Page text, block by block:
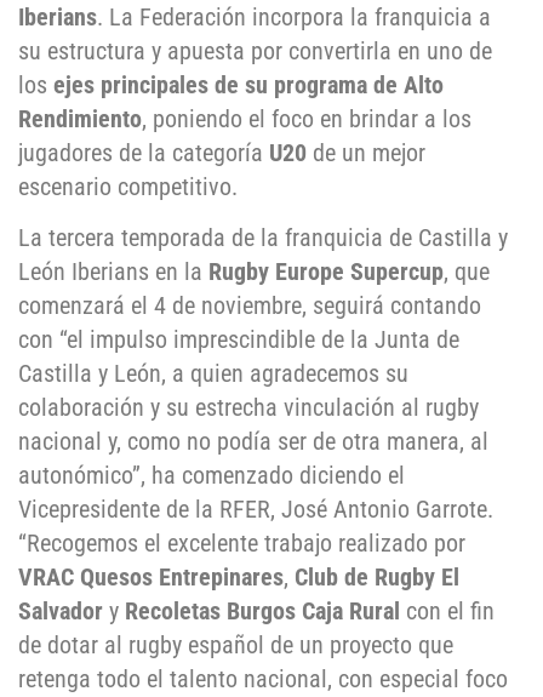
Iberians. La Federación incorpora la franquicia a
su estructura y apuesta por convertirla en uno de
los ejes principales de su programa de Alto
Rendimiento, poniendo el foco en brindar a los
jugadores de la categoría U20 de un mejor
escenario competitivo.
La tercera temporada de la franquicia de Castilla y
León Iberians en la Rugby Europe Supercup, que
comenzará el 4 de noviembre, seguirá contando
con “el impulso imprescindible de la Junta de
Castilla y León, a quien agradecemos su
colaboración y su estrecha vinculación al rugby
nacional y, como no podía ser de otra manera, al
autonómico”, ha comenzado diciendo el
Vicepresidente de la RFER, José Antonio Garrote.
“Recogemos el excelente trabajo realizado por
VRAC Quesos Entrepinares, Club de Rugby El
Salvador y Recoletas Burgos Caja Rural con el fin
de dotar al rugby español de un proyecto que
retenga todo el talento nacional, con especial foco